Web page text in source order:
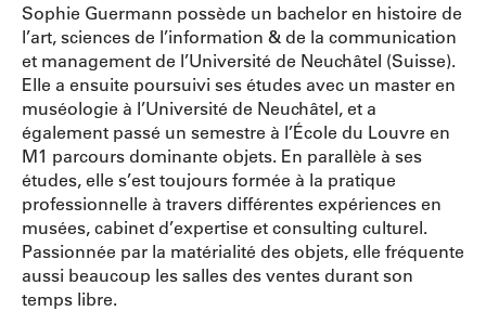
Sophie Guermann possède un bachelor en histoire de
l’art, sciences de l’information & de la communication
et management de l’Université de Neuchâtel (Suisse).
Elle a ensuite poursuivi ses études avec un master en
muséologie à l’Université de Neuchâtel, et a
également passé un semestre à l’École du Louvre en
M1 parcours dominante objets. En parallèle à ses
études, elle s’est toujours formée à la pratique
professionnelle à travers différentes expériences en
musées, cabinet d’expertise et consulting culturel.
Passionnée par la matérialité des objets, elle fréquente
aussi beaucoup les salles des ventes durant son
temps libre.